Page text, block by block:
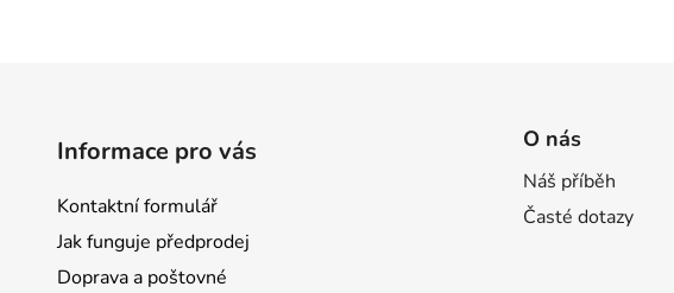
Informace pro vás
Kontaktní formulář
Jak funguje předprodej
Doprava a poštovné
O nás
Náš příběh
Časté dotazy